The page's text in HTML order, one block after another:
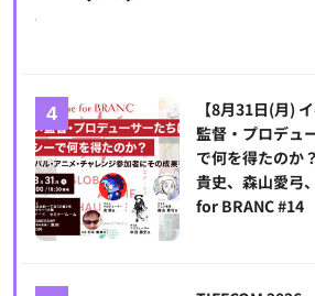
【8月31日(月)
監督・プロデュ
で何を得たのか
貴史、森山愛弓
for BRANC #14